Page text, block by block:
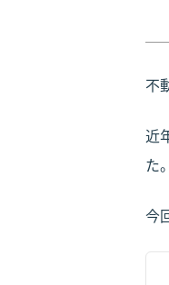
不
近
た。
今